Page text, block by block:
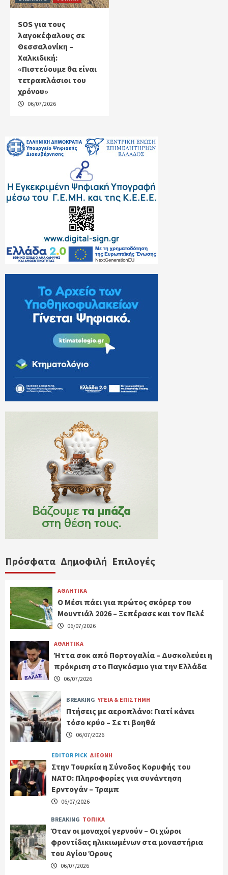
SOS για τους
λαγοκέφαλους σε
Θεσσαλονίκη –
Χαλκιδική:
«Πιστεύουμε θα είναι
τετραπλάσιοι του
χρόνου»
06/07/2026
Πρόσφατα Δημοφιλή Επιλογές
ΑΘΛΗΤΙΚΑ
Ο Μέσι πάει για πρώτος σκόρερ του
Μουντιάλ 2026 – Ξεπέρασε και τον Πελέ
06/07/2026
ΑΘΛΗΤΙΚΑ
Ήττα σοκ από Πορτογαλία – Δυσκολεύει η
πρόκριση στο Παγκόσμιο για την Ελλάδα
06/07/2026
BREAKING ΥΓΕΙΑ & ΕΠΙΣΤΗΜΗ
Πτήσεις με αεροπλάνο: Γιατί κάνει
τόσο κρύο – Σε τι βοηθά
06/07/2026
EDITOR PICK ΔΙΕΘΝΗ
Στην Τουρκία η Σύνοδος Κορυφής του
ΝΑΤΟ: Πληροφορίες για συνάντηση
Ερντογάν – Τραμπ
06/07/2026
BREAKING ΤΟΠΙΚΑ
Όταν οι μοναχοί γερνούν – Οι χώροι
φροντίδας ηλικιωμένων στα μοναστήρια
του Αγίου Όρους
06/07/2026